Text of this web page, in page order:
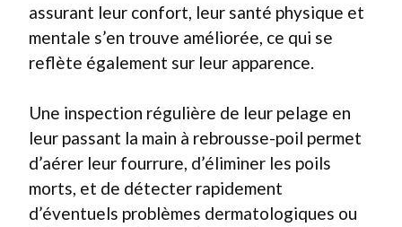
assurant leur confort, leur santé physique et
mentale s’en trouve améliorée, ce qui se
reflète également sur leur apparence.
Une inspection régulière de leur pelage en
leur passant la main à rebrousse-poil permet
d’aérer leur fourrure, d’éliminer les poils
morts, et de détecter rapidement
d’éventuels problèmes dermatologiques ou